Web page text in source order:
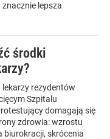
lepsza
środki
lekarzy rezydentów
Szpitalu
domagają się
zdrowia: wzrostu
biurokracji, skrócenia